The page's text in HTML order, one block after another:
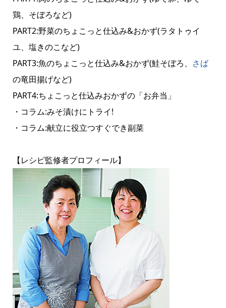
鶏、そぼろなど)
PART2:野菜のちょこっと仕込み&おかず(ラタトゥイ
ユ、塩きのこなど)
PART3:魚のちょこっと仕込み&おかず(鮭そぼろ、 さば
の竜田揚げなど)
PART4:ちょこっと仕込みおかずの「お弁当」
・コラム:みそ漬けにトライ!
・コラム:献立に役立つすぐでき副菜
【レシピ監修者プロフィール】